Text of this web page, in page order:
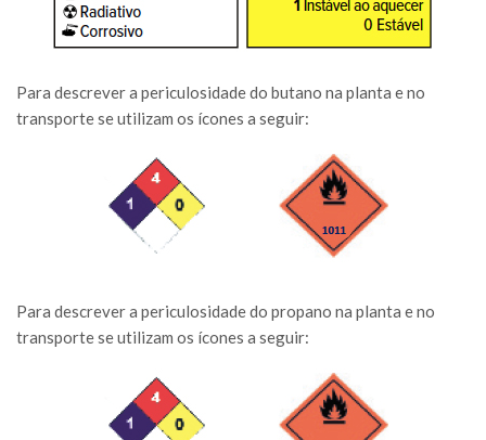
Para descrever a periculosidade do butano na planta e no
transporte se utilizam os ícones a seguir:
Para descrever a periculosidade do propano na planta e no
transporte se utilizam os ícones a seguir: